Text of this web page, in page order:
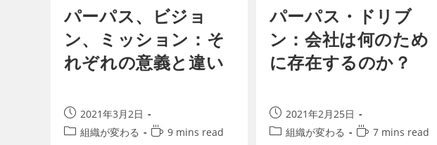
パーパス、ビジョ
ン、ミッション：そ
れぞれの意義と違い
2021年3月2日
組織が変わる
9 mins read
パーパス・ドリブ
ン：会社は何のため
に存在するのか？
2021年2月25日
組織が変わる
7 mins read